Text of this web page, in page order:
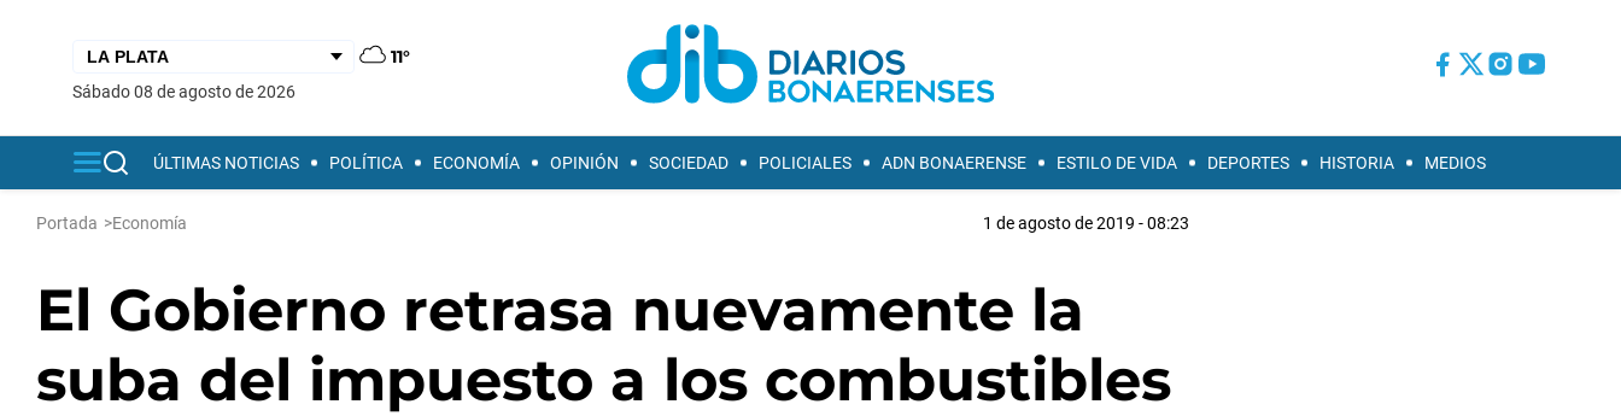
11°
sábado 08 de agosto de 2026
ÚLTIMAS NOTICIAS POLÍTICA ECONOMÍA OPINIÓN SOCIEDAD POLICIALES ADN BONAERENSE ESTILO DE VIDA DEPORTES HISTORIA MEDIOS
Portada >Economía 1 de agosto de 2019 - 08:23
El Gobierno retrasa nuevamente la
suba del impuesto a los combustibles